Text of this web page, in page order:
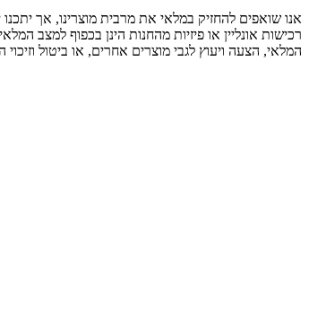
אנו שואפים להחזיק במלאי את מרבית מוצרינו, אך
רכישות אונליין או פיזיות מהחנות הינן בכפוף למצב
המלאי, הצעה ויעוץ לגבי מוצרים אחרים, או ביטול וזיכוי